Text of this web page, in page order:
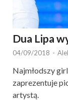
Dua Lipa
04/09/2018 -
Najmłodszy
zaprezentuje
artystą.